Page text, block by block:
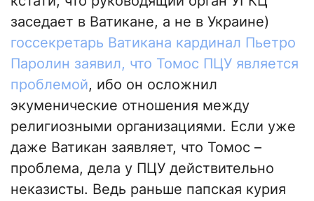
заседает в Ватикане, а не в Украине)
госсекретарь Ватикана кардинал Пьетро
Паролин заявил, что Томос ПЦУ является
проблемой, ибо он осложнил
экуменические отношения между
религиозными организациями. Если уже
даже Ватикан заявляет, что Томос –
проблема, дела у ПЦУ действительно
неказисты. Ведь раньше папская курия